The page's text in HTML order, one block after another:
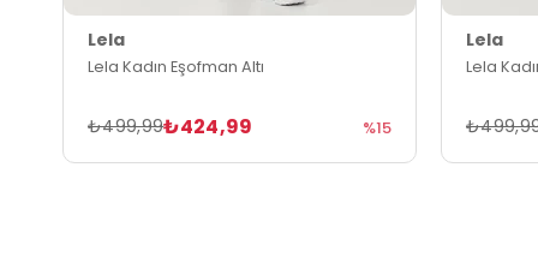
Lela
Lela Kadın Eşofman Altı
₺424,99
₺499,99 %15
Lela
Lela